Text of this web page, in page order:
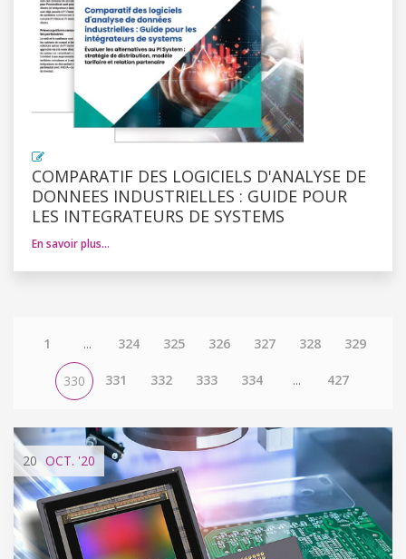
COMPARATIF DES LOGICIELS D'ANALYSE DE
DONNEES INDUSTRIELLES : GUIDE POUR
LES INTEGRATEURS DE SYSTEMS
En savoir plus…
1 ... 324 325 326 327 328 329
330 331 332 333 334 ... 427
20 OCT. '20